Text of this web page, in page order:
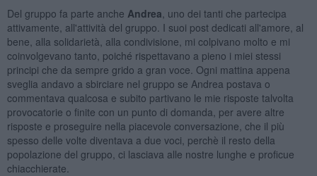
Del gruppo fa parte anche Andrea , uno dei tanti che partecipa
attivamente, all'attività del gruppo. I suoi post dedicati all'amore, al
bene, alla solidarietà, alla condivisione, mi colpivano molto e mi
coinvolgevano tanto, poiché rispettavano a pieno i miei stessi
principi che da sempre grido a gran voce. Ogni mattina appena
sveglia andavo a sbirciare nel gruppo se Andrea postava o
commentava qualcosa e subito partivano le mie risposte talvolta
provocatorie o finite con un punto di domanda, per avere altre
risposte e proseguire nella piacevole conversazione, che il più
spesso delle volte diventava a due voci, perchè il resto della
popolazione del gruppo, ci lasciava alle nostre lunghe e proficue
chiacchierate.